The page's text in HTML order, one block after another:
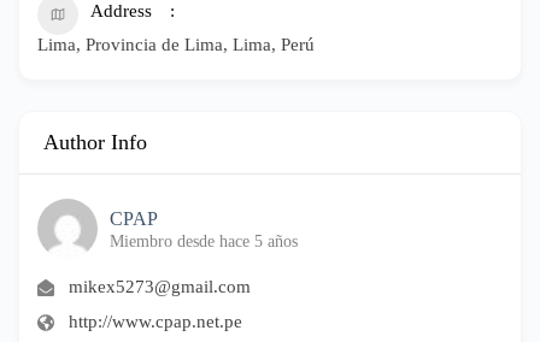
Address
Lima, Provincia de Lima, Lima, Perú
Author Info
CPAP
Miembro desde hace 5 años
mikex5273@gmail.com
http://www.cpap.net.pe